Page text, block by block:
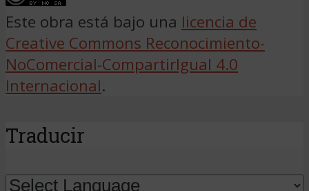
Este obra está bajo una licencia de
Creative Commons Reconocimiento-
NoComercial-CompartirIgual 4.0
Internacional.
Traducir